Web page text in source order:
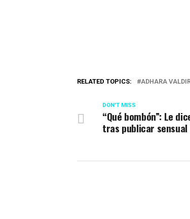
RELATED TOPICS: ADHARA
DON'T MISS
“Qué bombón”: Le
tras publicar